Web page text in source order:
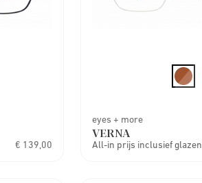
€ 139,00
eyes + more
VERNA
All-in prijs inclusief glazen